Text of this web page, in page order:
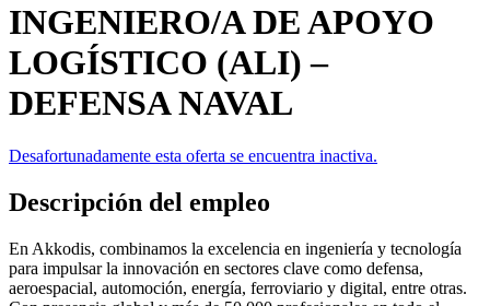
INGENIERO/A DE APOYO
LOGÍSTICO (ALI) –
DEFENSA NAVAL
Desafortunadamente esta oferta se encuentra inactiva.
Descripción del empleo
En Akkodis, combinamos la excelencia en ingeniería y tecnología
para impulsar la innovación en sectores clave como defensa,
aeroespacial, automoción, energía, ferroviario y digital, entre otras.